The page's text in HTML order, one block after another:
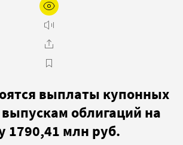
выплаты купонных
облигаций на
млн руб.